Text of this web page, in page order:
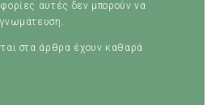
αυτές δεν μπορούν να
στα άρθρα έχουν καθαρά